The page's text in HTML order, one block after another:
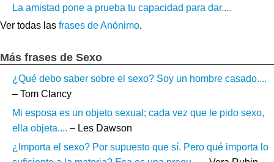
La amistad pone a prueba tu capacidad para dar....
Ver todas las frases de Anónimo.
Más frases de Sexo
¿Qué debo saber sobre el sexo? Soy un hombre casado....
– Tom Clancy
Mi esposa es un objeto sexual; cada vez que le pido sexo,
ella objeta.... – Les Dawson
¿Importa el sexo? Por supuesto que sí. Pero qué importa lo